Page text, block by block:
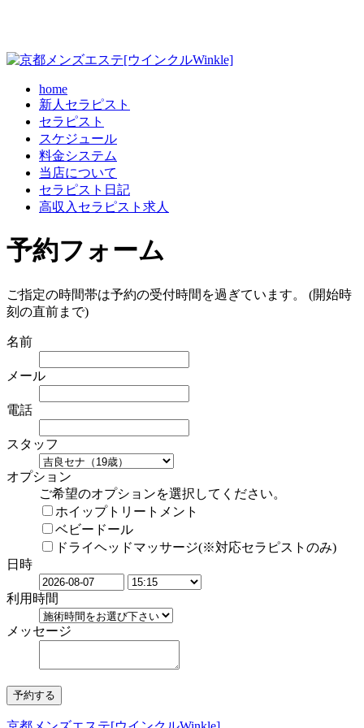
home
新人セラピスト
セラピスト
スケジュール
料金システム
当店について
セラピスト日記
高収入セラピスト求人
予約フォーム
ご指定の時間帯は予約の受付時間を過ぎています。 (開始時
刻の直前まで)
名前
メール
電話
スタッフ
オプション
ご希望のオプションを選択してください。
ホイップトリートメント
ベビードール
ドライヘッドマッサージ(※対応セラピストのみ)
日時
利用時間
メッセージ